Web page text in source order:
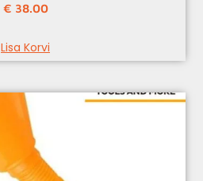
€ 38.00
Lisa Korvi